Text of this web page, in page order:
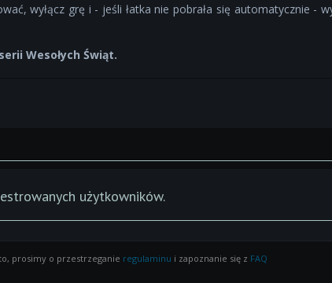
wyłącz grę i - jeśli łatka nie pobrała się automatycznie -
Wesołych Świąt.
użytkowników.
prosimy o przestrzeganie regulaminu i zapoznanie się z FAQ